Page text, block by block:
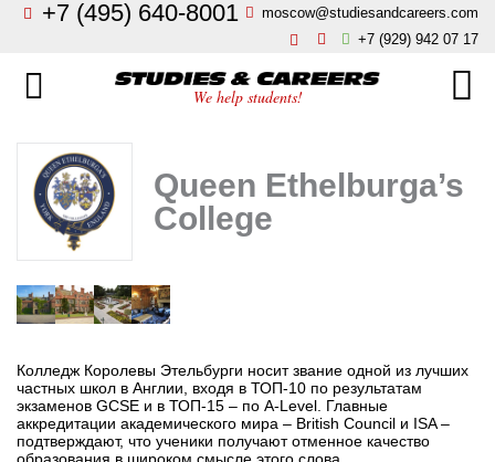
+7 (495) 640-8001
moscow@studiesandcareers.com
+7 (929) 942 07 17
We help students!
Бизнес, менеджмент, финансы
Искусство, мода, дизайн
Архитектура и инжиниринг
Языковые школы
Гостиничный бизнес, туризм
Кулинарное искусство
Queen Ethelburga’s
College
Колледж Королевы Этельбурги носит звание одной из лучших
частных школ в Англии, входя в ТОП-10 по результатам
экзаменов GCSE и в ТОП-15 – по A-Level. Главные
аккредитации академического мира – British Council и ISA –
подтверждают, что ученики получают отменное качество
Главная
Направления
О нас
Новости
Блог
Контакты